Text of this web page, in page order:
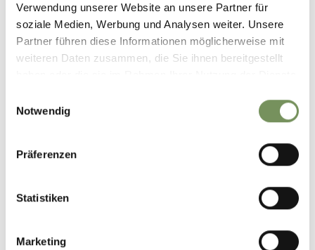
Verwendung unserer Website an unsere Partner für
soziale Medien, Werbung und Analysen weiter. Unsere
Partner führen diese Informationen möglicherweise mit
weiteren Daten zusammen, die Sie ihnen bereitgestellt
Notwendig
Präferenzen
Statistiken
Marketing
DE REIS NAAR DORF